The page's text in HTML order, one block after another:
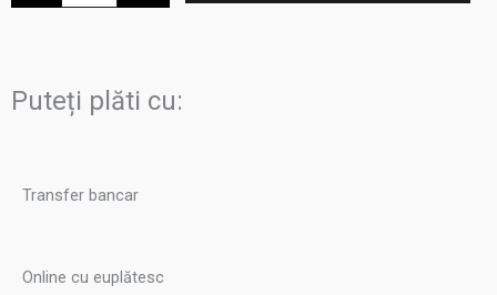
FENICE,
Puteți plăti cu:
Transfer bancar
Online cu euplătesc